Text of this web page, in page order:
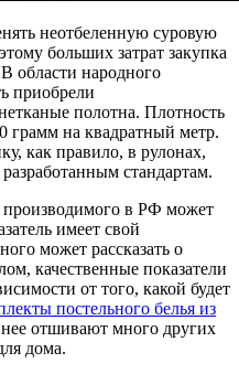
неотбеленную суровую
больших затрат закупка
области народного
приобрели
полотна. Плотность
грамм на квадратный метр.
как правило, в рулонах,
стандартам.
в РФ может
имеет свой
может рассказать о
качественные показатели
от того, какой будет
постельного белья из
отшивают много других
дома.